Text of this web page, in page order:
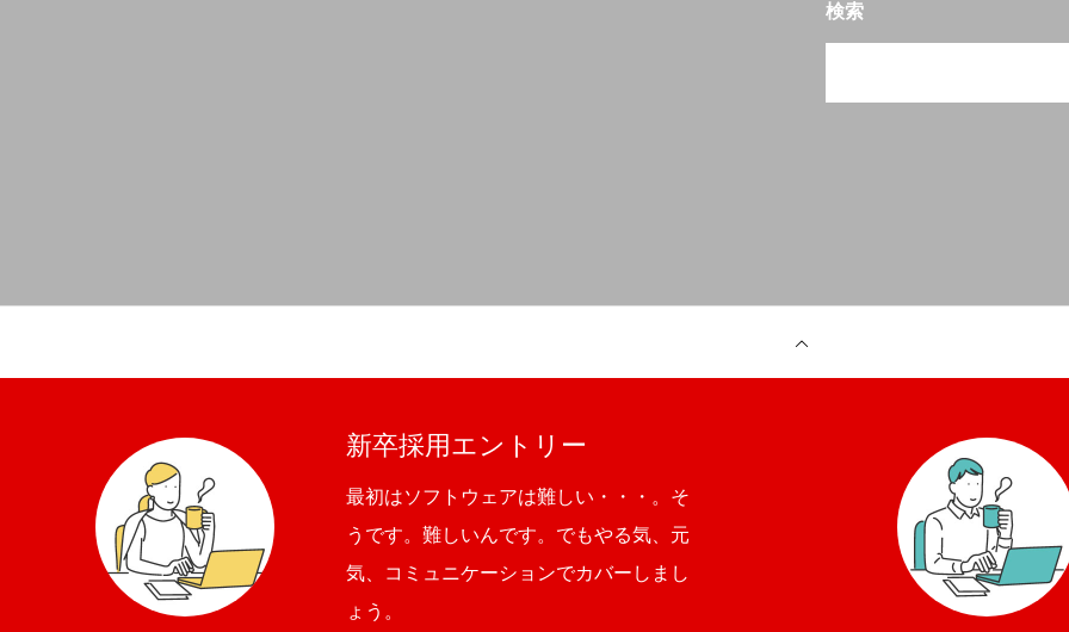
検索
新卒採用エントリー
最初はソフトウェアは難しい・・・。そ
うです。難しいんです。でもやる気、元
気、コミュニケーションでカバーしまし
ょう。